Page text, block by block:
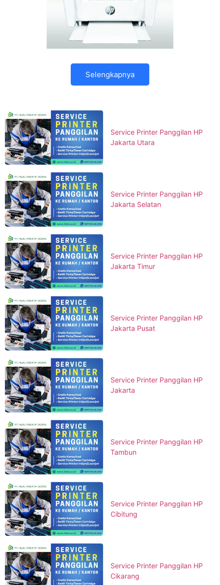
Selengkapnya
Service Printer Panggilan HP
Jakarta Utara
Service Printer Panggilan HP
Jakarta Selatan
Service Printer Panggilan HP
Jakarta Timur
Service Printer Panggilan HP
Jakarta Pusat
Service Printer Panggilan HP
Jakarta
Service Printer Panggilan HP
Tambun
Service Printer Panggilan HP
Cibitung
Service Printer Panggilan HP
Cikarang